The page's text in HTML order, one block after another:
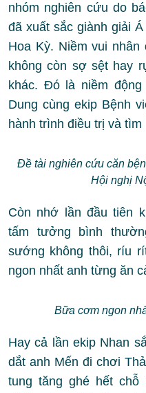
nhóm nghiên cứu do
đã xuất sắc giành giải
Hoa Kỳ. Niềm vui
không còn sợ sệt hay
khác. Đó là niềm
Dung cùng ekip Bệnh
hành trình điều trị và
Đề tài nghiên cứu căn
Hội nghị
Còn nhớ lần đầu tiên
tấm tưởng bình
sướng không thôi, ríu
ngon nhất anh từng ăn
Bữa cơm ngon
Hay cả lần ekip Nhan
dắt anh Mến đi chơi
tung tăng ghé hết chỗ